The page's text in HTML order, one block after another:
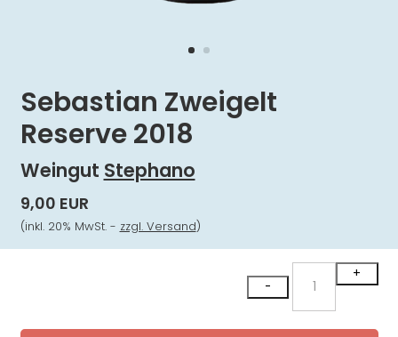
Sebastian Zweigelt
Reserve 2018
Weingut Stephano
9,00 EUR
(inkl. 20% MwSt. - zzgl. Versand)
-
Sebastian
Zweigelt
Reserve
+